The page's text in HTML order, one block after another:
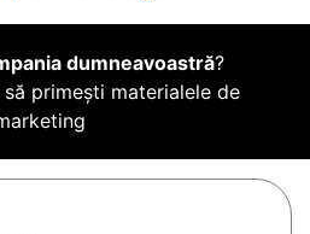
dumneavoastră?
să primești materialele de